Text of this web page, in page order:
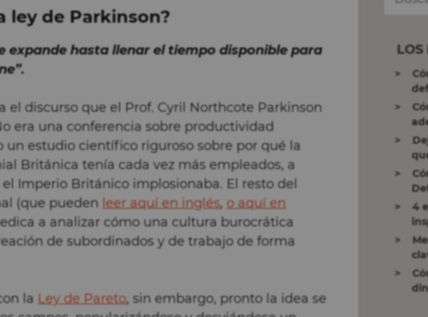
ley de Parkinson?
expande hasta llenar el tiempo disponible para
el discurso que el Prof. Cyril Northcote Parkinson
era una conferencia sobre productividad
un estudio científico riguroso sobre por qué la
Británica tenía cada vez más empleados, a
Imperio Británico implosionaba. El resto del
(que pueden leer aquí en inglés,o aquí en
a analizar cómo una cultura burocrática
de subordinados y de trabajo de forma
la Ley de Pareto, sin embargo, pronto la idea se
LOS
4